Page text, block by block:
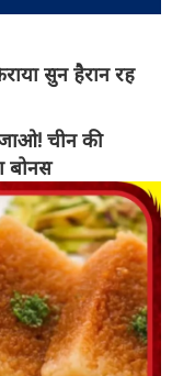
सुन हैरान रह
चीन की
बोनस